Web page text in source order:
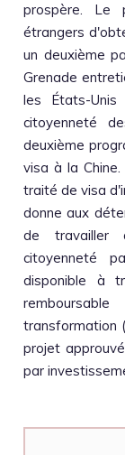
prospère. Le
étrangers
un deuxième
Grenade
les États-
citoyenneté
deuxième
visa à la
traité de visa
donne aux
de travailler
citoyenneté
disponible à
transformation
projet
par